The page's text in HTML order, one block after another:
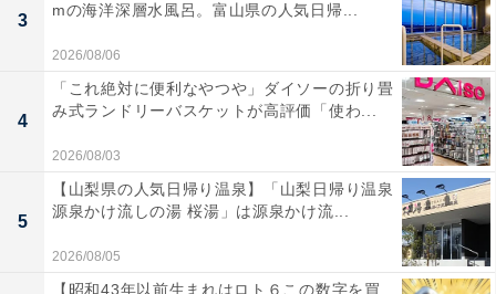
3
mの海洋深層水風呂。富山県の人気日帰...
2026/08/06
4
「これ絶対に便利なやつや」ダイソーの折り畳
み式ランドリーバスケットが高評価「使わ...
2026/08/03
5
【山梨県の人気日帰り温泉】「山梨日帰り温泉
源泉かけ流しの湯 桜湯」は源泉かけ流...
2026/08/05
【昭和43年以前生まれはロト６この数字を買